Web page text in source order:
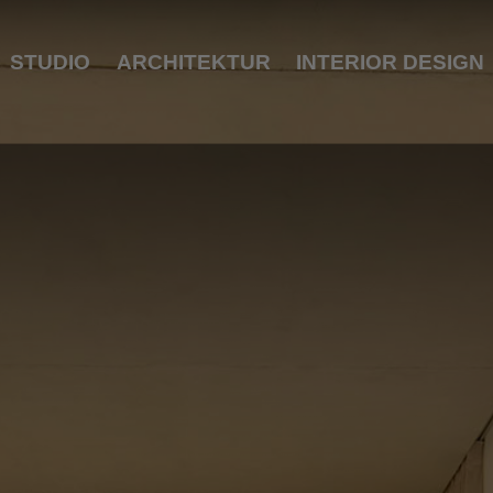
STUDIO ARCHITEKTUR INTERIOR DESIGN